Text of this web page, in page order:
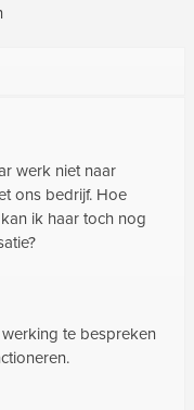
werk niet naar
ons bedrijf. Hoe
ik haar toch nog
te bespreken